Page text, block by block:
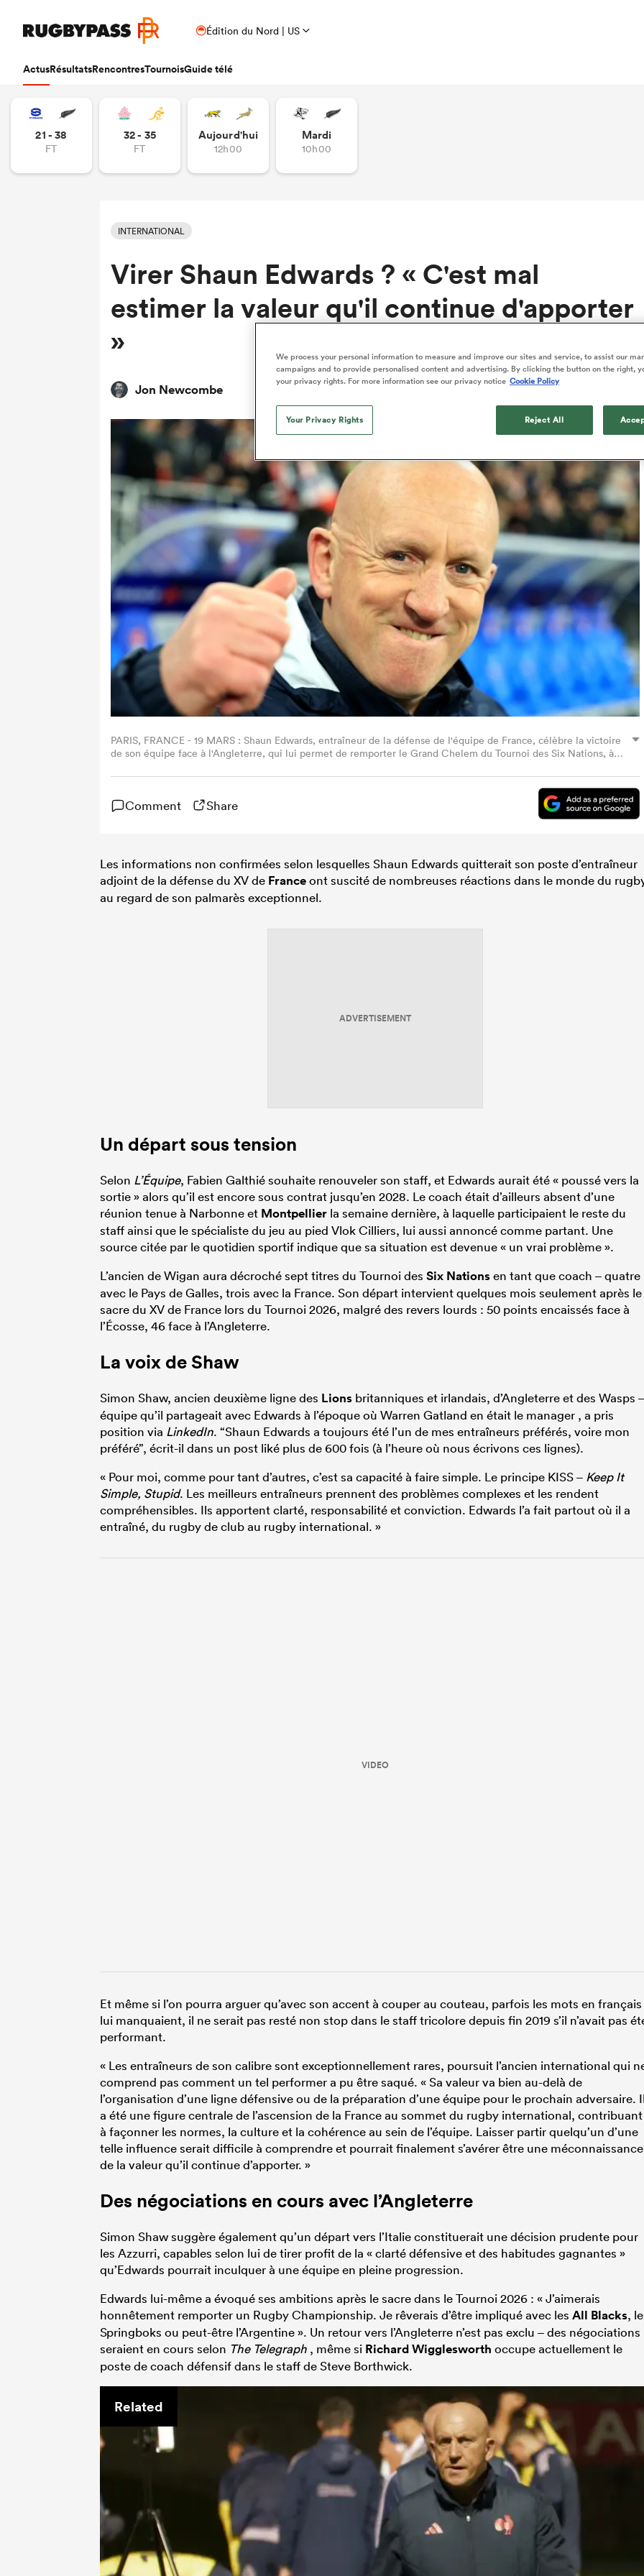
Édition du Nord | US
ActusRésultatsRencontresTournoisGuide télé
21 - 38
FT
32 - 35
FT
Aujourd'hui
12h00
Mardi
10h00
INTERNATIONAL
Virer Shaun Edwards ? « C'est mal
estimer la valeur qu'il continue d'apporter
»
Jon Newcombe
Published: 3 Juin 2026 06:34 PDT
PARIS, FRANCE - 19 MARS : Shaun Edwards, entraîneur de la défense de l'équipe de France, célèbre la victoire
de son équipe face à l'Angleterre, qui lui permet de remporter le Grand Chelem du Tournoi des Six Nations, à
France, le 19 mars 2022 à Paris, en France. (Photo de David Rogers/Getty Images)
Comment Share
Les informations non confirmées selon lesquelles Shaun Edwards quitterait son poste d’entraîneur
adjoint de la défense du XV de Franceont suscité de nombreuses réactions dans le monde du
au regard de son palmarès exceptionnel.
ADVERTISEMENT
Un départ sous tension
Selon L’Équipe, Fabien Galthié souhaite renouveler son staff, et Edwards aurait été « poussé vers la
sortie » alors qu’il est encore sous contrat jusqu’en 2028. Le coach était d’ailleurs absent d’une
réunion tenue à Narbonne et Montpellier la semaine dernière, à laquelle participaient le reste du
staff ainsi que le spécialiste du jeu au pied Vlok Cilliers, lui aussi annoncé comme partant. Une
source citée par le quotidien sportif indique que sa situation est devenue « un vrai problème ».
L’ancien de Wigan aura décroché sept titres du Tournoi des Six Nationsen tant que coach – quatre
avec le Pays de Galles, trois avec la France. Son départ intervient quelques mois seulement après le
sacre du XV de France lors du Tournoi 2026, malgré des revers lourds : 50 points encaissés face à
l’Écosse, 46 face à l’Angleterre.
La voix de Shaw
Simon Shaw, ancien deuxième ligne des Lions britanniques et irlandais, d’Angleterre et des Wasps –
équipe qu’il partageait avec Edwards à l’époque où Warren Gatland en était le manager , a pris
position via LinkedIn. “Shaun Edwards a toujours été l’un de mes entraîneurs préférés, voire mon
préféré”, écrit-il dans un post liké plus de 600 fois (à l’heure où nous écrivons ces lignes).
« Pour moi, comme pour tant d’autres, c’est sa capacité à faire simple. Le principe KISS – Keep It
Simple, Stupid. Les meilleurs entraîneurs prennent des problèmes complexes et les rendent
compréhensibles. Ils apportent clarté, responsabilité et conviction. Edwards l’a fait partout où il a
entraîné, du rugby de club au rugby international. »
VIDEO
Et même si l’on pourra arguer qu’avec son accent à couper au couteau, parfois les mots en français
lui manquaient, il ne serait pas resté non stop dans le staff tricolore depuis fin 2019 s’il n’avait pas
performant.
« Les entraîneurs de son calibre sont exceptionnellement rares, poursuit l’ancien international qui
comprend pas comment un tel performer a pu être saqué. « Sa valeur va bien au-delà de
l’organisation d’une ligne défensive ou de la préparation d’une équipe pour le prochain adversaire.
a été une figure centrale de l’ascension de la France au sommet du rugby international, contribuant
à façonner les normes, la culture et la cohérence au sein de l’équipe. Laisser partir quelqu’un d’une
telle influence serait difficile à comprendre et pourrait finalement s’avérer être une méconnaissance
de la valeur qu’il continue d’apporter. »
Des négociations en cours avec l’Angleterre
Simon Shaw suggère également qu’un départ vers l’Italie constituerait une décision prudente pour
les Azzurri, capables selon lui de tirer profit de la « clarté défensive et des habitudes gagnantes »
qu’Edwards pourrait inculquer à une équipe en pleine progression.
Edwards lui-même a évoqué ses ambitions après le sacre dans le Tournoi 2026 : « J’aimerais
honnêtement remporter un Rugby Championship. Je rêverais d’être impliqué avec les All Blacks,
Springboks ou peut-être l’Argentine ». Un retour vers l’Angleterre n’est pas exclu – des négociations
seraient en cours selon The Telegraph , même si Richard Wigglesworth occupe actuellement le
poste de coach défensif dans le staff de Steve Borthwick.
Related
We process your personal information to measure and improve our sites and service, to assist our
campaigns and to provide personalised content and advertising. By clicking the button on the right,
your privacy rights. For more information see our privacy notice Cookie Policy
Your Privacy Rights Reject All